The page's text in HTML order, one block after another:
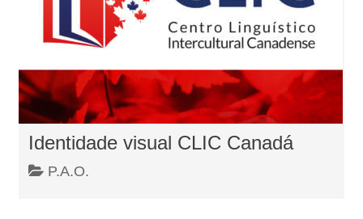
Identidade visual CLIC Canadá
P.A.O.